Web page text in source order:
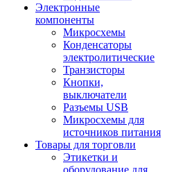
Электронные
компоненты
Микросхемы
Конденсаторы
электролитические
Транзисторы
Кнопки,
выключатели
Разъемы USB
Микросхемы для
источников питания
Товары для торговли
Этикетки и
оборудование для